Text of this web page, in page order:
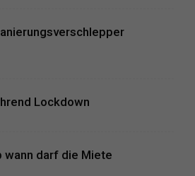
Lockdown
wann darf die Miete